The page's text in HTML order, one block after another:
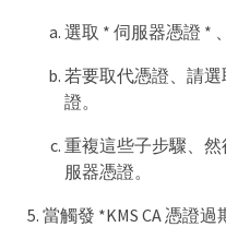
選取 * 伺服器憑證 *
若要取代憑證、請
證。
重複這些子步驟、
服器憑證。
當觸發 *KMS CA 憑證